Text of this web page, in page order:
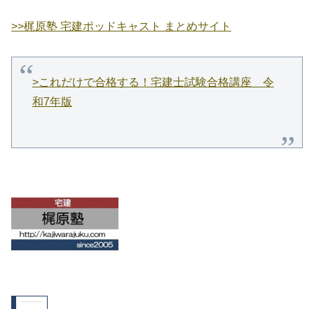
>>梶原塾 宅建ポッドキャスト まとめサイト
>これだけで合格する！宅建士試験合格講座 令
和7年版